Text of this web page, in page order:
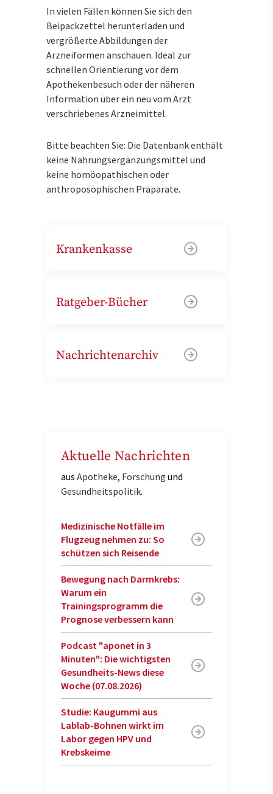
In vielen Fällen können Sie sich den
Beipackzettel herunterladen und
vergrößerte Abbildungen der
Arzneiformen anschauen. Ideal zur
schnellen Orientierung vor dem
Apothekenbesuch oder der näheren
Information über ein neu vom Arzt
verschriebenes Arzneimittel.
Bitte beachten Sie: Die Datenbank enthält
keine Nahrungsergänzungsmittel und
keine homöopathischen oder
anthroposophischen Präparate.
Krankenkasse
Ratgeber-Bücher
Nachrichtenarchiv
Aktuelle Nachrichten
aus Apotheke, Forschung und
Gesundheitspolitik.
Medizinische Notfälle im
Flugzeug nehmen zu: So
schützen sich Reisende
Bewegung nach Darmkrebs:
Warum ein
Trainingsprogramm die
Prognose verbessern kann
Podcast "aponet in 3
Minuten": Die wichtigsten
Gesundheits-News diese
Woche (07.08.2026)
Studie: Kaugummi aus
Lablab-Bohnen wirkt im
Labor gegen HPV und
Krebskeime